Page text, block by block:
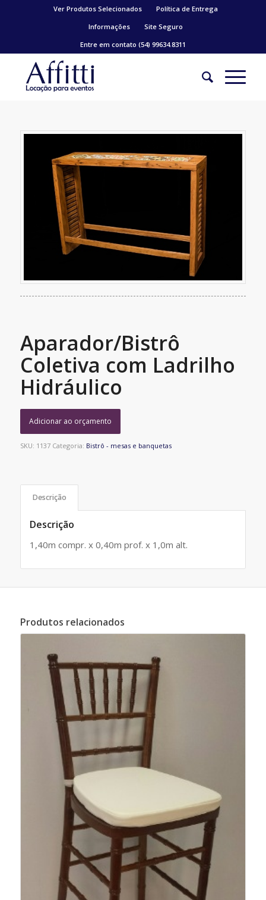
Ver Produtos Selecionados
Política de Entrega
Informações
Site Seguro
Entre em contato (54) 99634.8311
Aparador/Bistrô
Coletiva com Ladrilho
Hidráulico
Adicionar ao orçamento
SKU: 1137 Categoria: Bistrô - mesas e banquetas
Descrição
Descrição
1,40m compr. x 0,40m prof. x 1,0m alt.
Produtos relacionados